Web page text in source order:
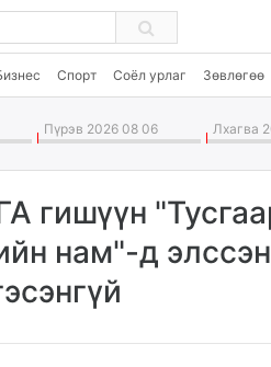
Спорт Соёл урлаг Зөвлөгөө
Пүрэв 2026 08 06 Лхагва
гишүүн
нам"-д